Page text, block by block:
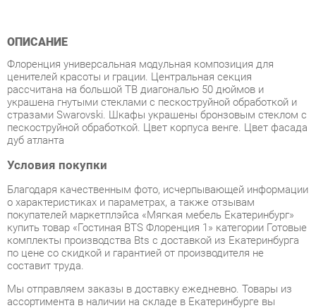
ценителей красоты и грации. Центральная секция
украшена гнутыми стеклами с пескоструйной обработкой и
стразами Swarovski. Шкафы украшены бронзовым стеклом с
пескоструйной обработкой. Цвет корпуса венге. Цвет фасада
дуб атланта
Условия покупки
Благодаря качественным фото, исчерпывающей информации
о характеристиках и параметрах, а также отзывам
покупателей маркетплэйса «Мягкая мебель Екатеринбург»
купить товар «Гостиная BTS Флоренция 1» категории Готовые
комплекты производства Bts с доставкой из Екатеринбурга
по цене со скидкой и гарантией от производителя не
составит труда.
Мы отправляем заказы в доставку ежедневно. Товары из
ассортимента в наличии на складе в Екатеринбурге вы
получите не позднее
и сборку мебельных изделий.